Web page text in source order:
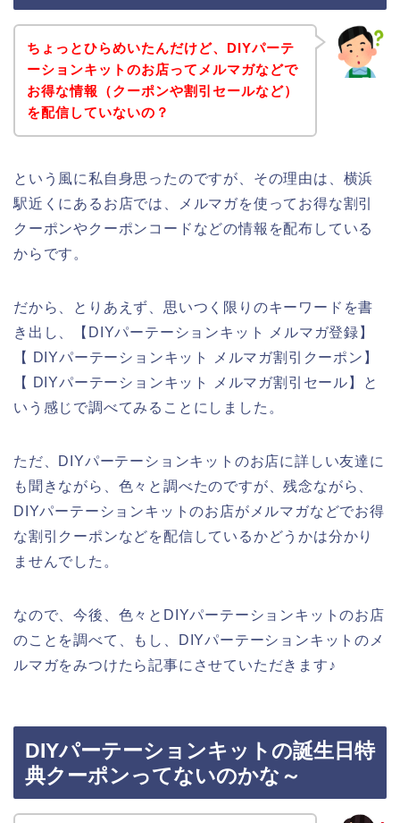
ちょっとひらめいたんだけど、DIYパーテ
ーションキットのお店ってメルマガなどで
お得な情報（クーポンや割引セールなど）
を配信していないの？
という風に私自身思ったのですが、その理由は、横浜
駅近くにあるお店では、メルマガを使ってお得な割引
クーポンやクーポンコードなどの情報を配布している
からです。
だから、とりあえず、思いつく限りのキーワードを書
き出し、【DIYパーテーションキット メルマガ登録】
【 DIYパーテーションキット メルマガ割引クーポン】
【 DIYパーテーションキット メルマガ割引セール】と
いう感じで調べてみることにしました。
ただ、DIYパーテーションキットのお店に詳しい友達に
も聞きながら、色々と調べたのですが、残念ながら、
DIYパーテーションキットのお店がメルマガなどでお得
な割引クーポンなどを配信しているかどうかは分かり
ませんでした。
なので、今後、色々とDIYパーテーションキットのお店
のことを調べて、もし、DIYパーテーションキットのメ
ルマガをみつけたら記事にさせていただきます♪
DIYパーテーションキットの誕生日特
典クーポンってないのかな～